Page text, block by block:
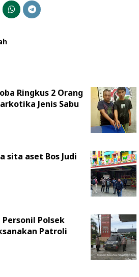
Ringkus 2 Orang
Jenis Sabu
sita aset Bos Judi
Personil Polsek
Patroli